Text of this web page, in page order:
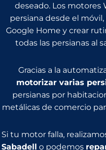
deseado. Los motores
persiana desde el
Google Home y crear
todas las persianas al
Gracias a la
motorizar varias
persianas por
metálicas de comercio
Si tu motor falla,
Sabadell o podemos